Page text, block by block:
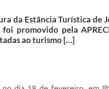
da Estância Turística de
promovido pela
ao turismo […]